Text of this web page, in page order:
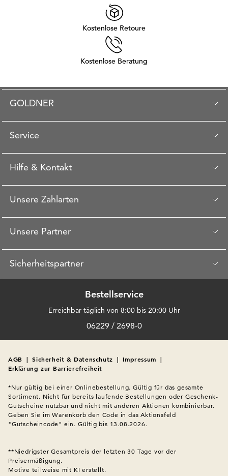
Kostenlose Retoure
Kostenlose Beratung
GOLDNER
Service
Hilfe & Kontakt
Unsere Zahlarten
Unsere Partner
Sicherheitspartner
Bestellservice
Erreichbar täglich von 8:00 bis 20:00 Uhr
06229 / 2698-0
AGB | Sicherheit & Datenschutz | Impressum |
Erklärung zur Barrierefreiheit
*Nur gültig bei einer Onlinebestellung. Gültig für das gesamte
Sortiment. Nicht für bereits laufende Bestellungen oder Geschenk-
Gutscheine nutzbar und nicht mit anderen Aktionen kombinierbar.
Geben Sie im Warenkorb den Code in das Aktionsfeld
"Gutscheincode" ein. Gültig bis 13.08.2026.
**Niedrigster Gesamtpreis der letzten 30 Tage vor der
Preisermäßigung.
Motive teilweise mit KI erstellt.